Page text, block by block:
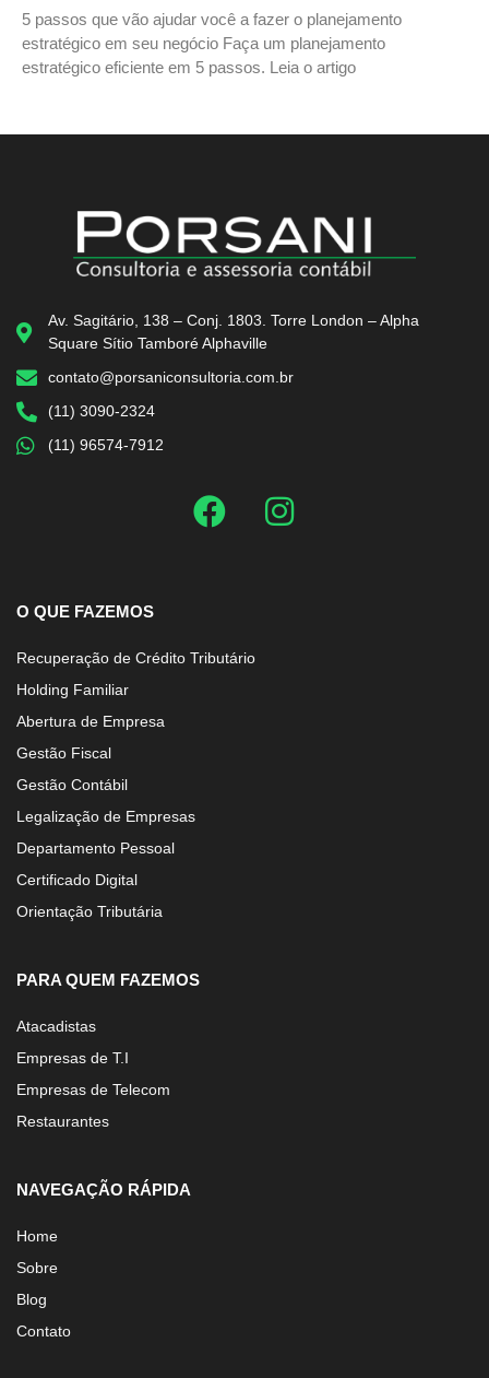
5 passos que vão ajudar você a fazer o planejamento
estratégico em seu negócio Faça um planejamento
estratégico eficiente em 5 passos. Leia o artigo
Av. Sagitário, 138 – Conj. 1803. Torre London – Alpha
Square Sítio Tamboré Alphaville
contato@porsaniconsultoria.com.br
(11) 3090-2324
(11) 96574-7912
O QUE FAZEMOS
Recuperação de Crédito Tributário
Holding Familiar
Abertura de Empresa
Gestão Fiscal
Gestão Contábil
Legalização de Empresas
Departamento Pessoal
Certificado Digital
Orientação Tributária
PARA QUEM FAZEMOS
Atacadistas
Empresas de T.I
Empresas de Telecom
Restaurantes
NAVEGAÇÃO RÁPIDA
Home
Sobre
Blog
Contato